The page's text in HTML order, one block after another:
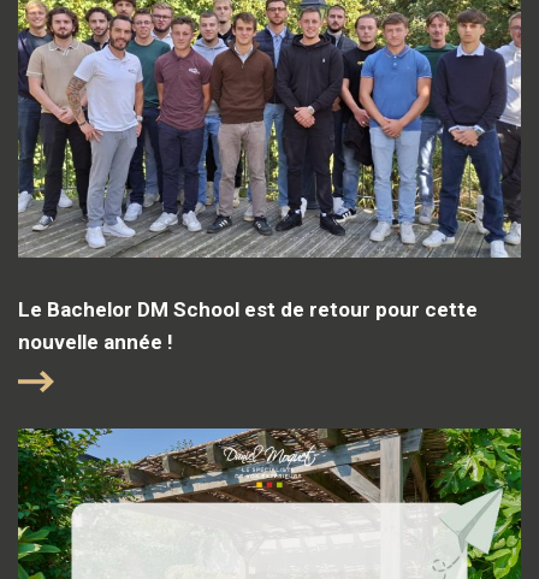
Le Bachelor DM School est de retour pour cette
nouvelle année !